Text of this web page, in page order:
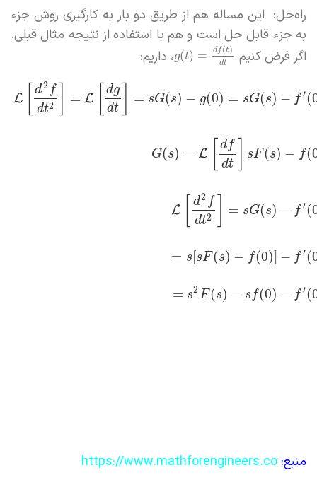
راه‌حل: این مساله هم از طریق دو بار به کارگیری روش جزء
به جزء قابل حل است و هم با استفاده از نتیجه مثال قبلی.
اگر فرض کنیم
g(t) = df(t)
dt ، داریم:
L
d2 f
dt2 = L
dg
dt
= sG(s) − g(0) = sG(s) − f′(
G(s) = L
df
dt
sF (s) − f(
L
d2 f
dt2 = sG(s) − f′(
= s[sF (s) − f(0)] − f′(
= s2F (s) − sf(0) − f′(
منبع: https://www.mathforengineers.co